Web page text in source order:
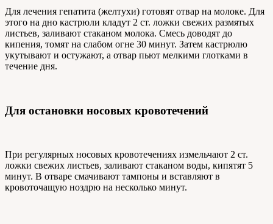
Для лечения гепатита (желтухи) готовят отвар на молоке. Для
этого на дно кастрюли кладут 2 ст. ложки свежих размятых
листьев, заливают стаканом молока. Смесь доводят до
кипения, томят на слабом огне 30 минут. Затем кастрюлю
укутывают и остужают, а отвар пьют мелкими глотками в
течение дня.
Для остановки носовых кровотечений
При регулярных носовых кровотечениях измельчают 2 ст.
ложки свежих листьев, заливают стаканом воды, кипятят 5
минут. В отваре смачивают тампоны и вставляют в
кровоточащую ноздрю на несколько минут.